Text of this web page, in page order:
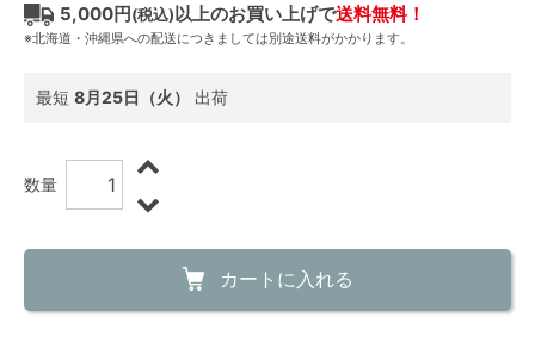
5,000円(税込)以上のお買い上げで送料無料！
※北海道・沖縄県への配送につきましては別途送料がかかります。
最短 8月25日（火） 出荷
数量
カートに入れる